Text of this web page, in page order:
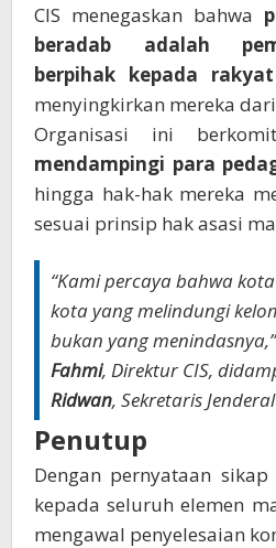
CIS menegaskan bahwa
beradab adalah
berpihak kepada
menyingkirkan mereka
Organisasi ini
mendampingi para
hingga hak-hak mereka
sesuai prinsip hak asasi
“Kami percaya bahwa
kota yang melindungi
bukan yang
Fahmi, Direktur CIS,
Ridwan, Sekretaris Jenderal
Penutup
Dengan pernyataan
kepada seluruh elemen
mengawal penyelesaian